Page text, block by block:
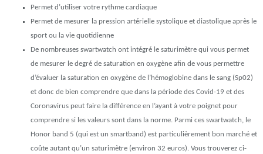
Permet d’utiliser votre rythme cardiaque
Permet de mesurer la pression artérielle systolique et diastolique après le
sport ou la vie quotidienne
De nombreuses swartwatch ont intégré le saturimètre qui vous permet
de mesurer le degré de saturation en oxygène afin de vous permettre
d’évaluer la saturation en oxygène de l’hémoglobine dans le sang (Sp02)
et donc de bien comprendre que dans la période des Covid-19 et des
Coronavirus peut faire la différence en l’ayant à votre poignet pour
comprendre si les valeurs sont dans la norme. Parmi ces swartwatch, le
Honor band 5 (qui est un smartband) est particulièrement bon marché et
coûte autant qu’un saturimètre (environ 32 euros). Vous trouverez ci-